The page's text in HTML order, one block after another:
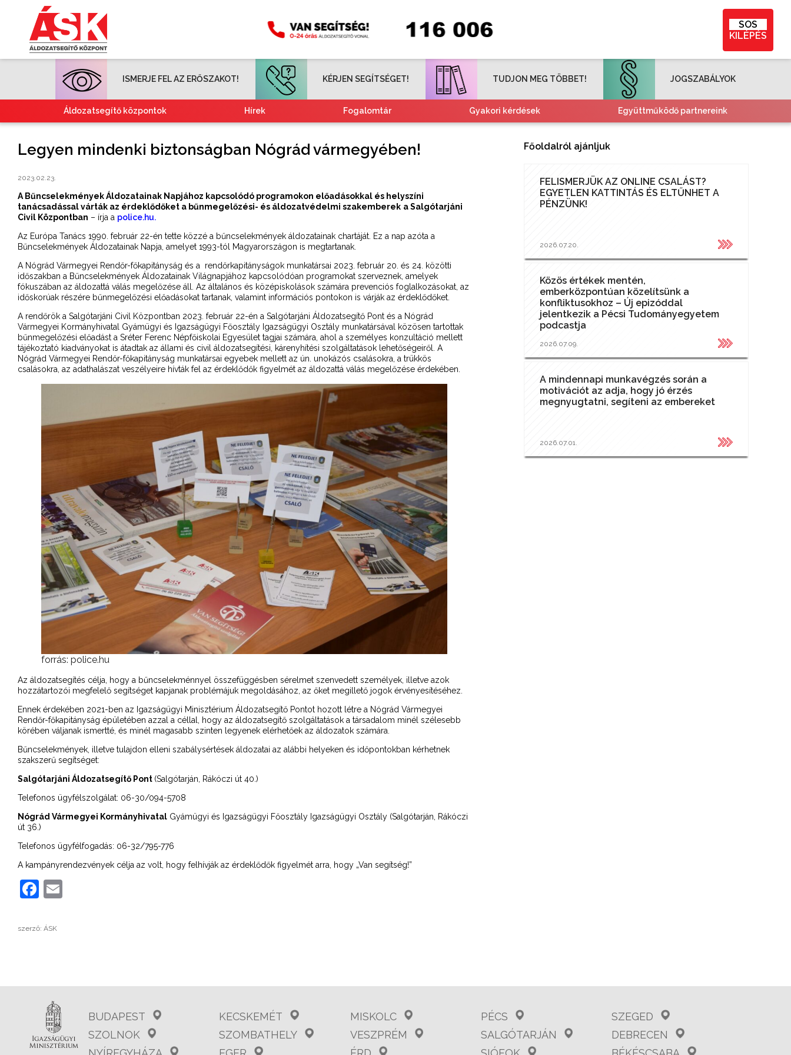
SOS
KILÉPÉS
ISMERJE FEL AZ ERŐSZAKOT! KÉRJEN SEGÍTSÉGET! TUDJON MEG TÖBBET! JOGSZABÁLYOK
Áldozatsegítő központok Hírek Fogalomtár Gyakori kérdések Együttműködő partnereink
Legyen mindenki biztonságban Nógrád vármegyében!
2023.02.23.
A Bűncselekmények Áldozatainak Napjához kapcsolódó programokon előadásokkal és helyszíni
tanácsadással várták az érdeklődőket a bűnmegelőzési- és áldozatvédelmi szakemberek a Salgótarjáni
Civil Központban – írja a police.hu.
Az Európa Tanács 1990. február 22-én tette közzé a bűncselekmények áldozatainak chartáját. Ez a nap azóta a
Bűncselekmények Áldozatainak Napja, amelyet 1993-tól Magyarországon is megtartanak.
A Nógrád Vármegyei Rendőr-főkapitányság és a rendőrkapitányságok munkatársai 2023. február 20. és 24. közötti
időszakban a Bűncselekmények Áldozatainak Világnapjához kapcsolódóan programokat szerveznek, amelyek
fókuszában az áldozattá válás megelőzése áll. Az általános és középiskolások számára prevenciós foglalkozásokat, az
időskorúak részére bűnmegelőzési előadásokat tartanak, valamint információs pontokon is várják az érdeklődőket.
A rendőrök a Salgótarjáni Civil Központban 2023. február 22-én a Salgótarjáni Áldozatsegítő Pont és a Nógrád
Vármegyei Kormányhivatal Gyámügyi és Igazságügyi Főosztály Igazságügyi Osztály munkatársával közösen tartottak
bűnmegelőzési előadást a Sréter Ferenc Népfőiskolai Egyesület tagjai számára, ahol a személyes konzultáció mellett
tájékoztató kiadványokat is átadtak az állami és civil áldozatsegítési, kárenyhítési szolgáltatások lehetőségeiről. A
Nógrád Vármegyei Rendőr-főkapitányság munkatársai egyebek mellett az ún. unokázós csalásokra, a trükkös
csalásokra, az adathalászat veszélyeire hívták fel az érdeklődők figyelmét az áldozattá válás megelőzése érdekében.
forrás: police.hu
Az áldozatsegítés célja, hogy a bűncselekménnyel összefüggésben sérelmet szenvedett személyek, illetve azok
hozzátartozói megfelelő segítséget kapjanak problémájuk megoldásához, az őket megillető jogok érvényesítéséhez.
Ennek érdekében 2021-ben az Igazságügyi Minisztérium Áldozatsegítő Pontot hozott létre a Nógrád Vármegyei
Rendőr-főkapitányság épületében azzal a céllal, hogy az áldozatsegítő szolgáltatások a társadalom minél szélesebb
körében váljanak ismertté, és minél magasabb szinten legyenek elérhetőek az áldozatok számára.
Bűncselekmények, illetve tulajdon elleni szabálysértések áldozatai az alábbi helyeken és időpontokban kérhetnek
szakszerű segítséget:
Salgótarjáni Áldozatsegítő Pont (Salgótarján, Rákóczi út 40.)
Telefonos ügyfélszolgálat: 06-30/094-5708
Nógrád Vármegyei Kormányhivatal Gyámügyi és Igazságügyi Főosztály Igazságügyi Osztály (Salgótarján, Rákóczi
út 36.)
Telefonos ügyfélfogadás: 06-32/795-776
A kampányrendezvények célja az volt, hogy felhívják az érdeklődők figyelmét arra, hogy „Van segítség!”
Facebook
szerző: ÁSK
Főoldalról ajánljuk
FELISMERJÜK AZ ONLINE CSALÁST?
EGYETLEN KATTINTÁS ÉS ELTŰNHET A
PÉNZÜNK!
2026.07.20.
Közös értékek mentén,
emberközpontúan közelítsünk a
konfliktusokhoz – Új epizóddal
jelentkezik a Pécsi Tudományegyetem
podcastja
2026.07.09.
A mindennapi munkavégzés során a
motivációt az adja, hogy jó érzés
megnyugtatni, segíteni az embereket
2026.07.01.
BUDAPEST KECSKEMÉT MISKOLC PÉCS
SZEGED
SZOLNOK
SZOMBATHELY VESZPRÉM SALGÓTARJÁN
DEBRECEN